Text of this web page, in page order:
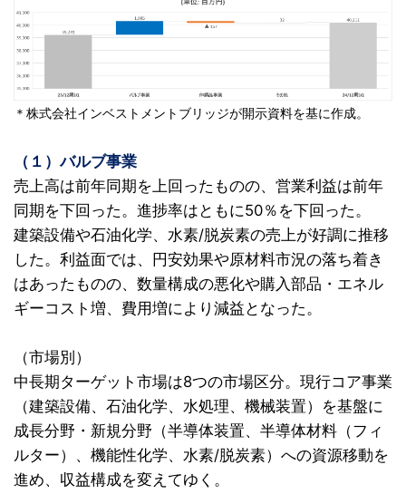
＊株式会社インベストメントブリッジが開示資料を基に作成。
（１）バルブ事業
売上高は前年同期を上回ったものの、営業利益は前年
同期を下回った。進捗率はともに50％を下回った。
建築設備や石油化学、水素/脱炭素の売上が好調に推移
した。利益面では、円安効果や原材料市況の落ち着き
はあったものの、数量構成の悪化や購入部品・エネル
ギーコスト増、費用増により減益となった。
（市場別）
中長期ターゲット市場は8つの市場区分。現行コア事業
（建築設備、石油化学、水処理、機械装置）を基盤に
成長分野・新規分野（半導体装置、半導体材料（フィ
ルター）、機能性化学、水素/脱炭素）への資源移動を
進め、収益構成を変えてゆく。